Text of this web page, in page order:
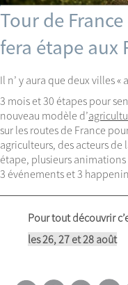
Tour de
fera étape aux
Il n’ y aura que deux villes «
3 mois et 30 étapes pour
nouveau modèle d’
sur les routes de France
agriculteurs, des acteurs de
étape, plusieurs
3 événements et 3
Pour tout découvrir
les 26, 27 et 28 août